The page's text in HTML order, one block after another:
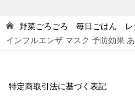
野菜ごろごろ 毎日ごはん レ
インフルエンザ マスク 予防効果
特定商取引法に基づく表記